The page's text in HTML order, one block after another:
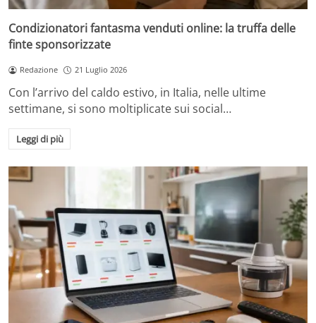
Condizionatori fantasma venduti online: la truffa delle
finte sponsorizzate
Redazione 21 Luglio 2026
Con l’arrivo del caldo estivo, in Italia, nelle ultime
settimane, si sono moltiplicate sui social…
Leggi di più